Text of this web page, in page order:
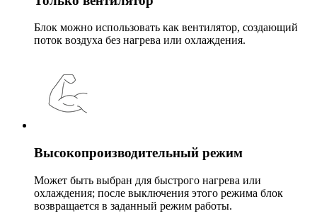
Блок можно использовать как вентилятор, создающий
поток воздуха без нагрева или охлаждения.
Высокопроизводительный режим
Может быть выбран для быстрого нагрева или
охлаждения; после выключения этого режима блок
возвращается в заданный режим работы.